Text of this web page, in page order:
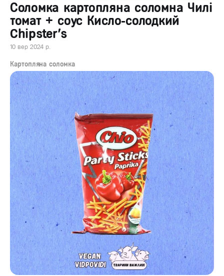
Соломка картопляна соломна Чилі
томат + соус Кисло-солодкий
Chipster's
10 вер 2024 р.
Картопляна соломка